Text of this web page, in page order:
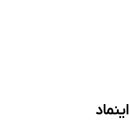
اینماد